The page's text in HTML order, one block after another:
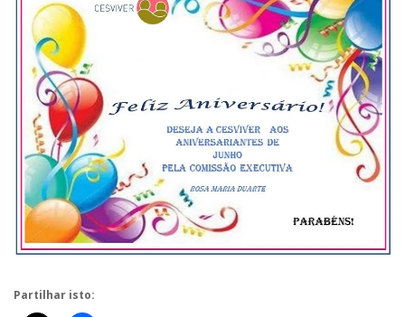
Partilhar isto: